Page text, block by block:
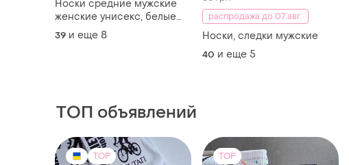
Носки средние мужские
женские унисекс, белые
носки, носки, мужские
носки
39 и еще 8
распродажа до 07 авг.
Носки, следки мужские
40 и еще 5
ТОП объявлений
TOP TOP